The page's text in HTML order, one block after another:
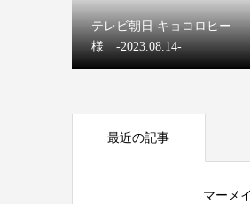
テレビ朝日 キョコロヒー
様 -2023.08.14-
最近の記事
マーメ